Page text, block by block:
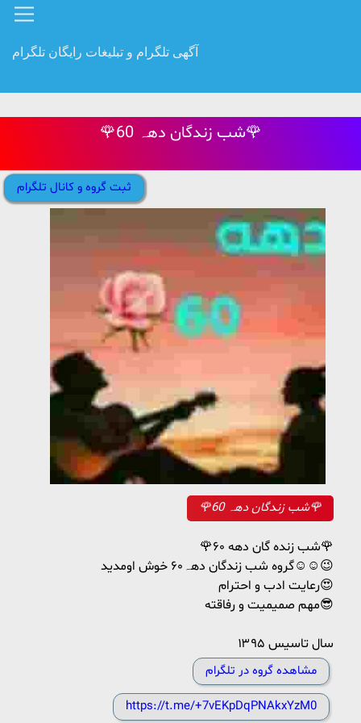
آگهی تلگرام و تبلیغات رایگان تلگرام
🌹شب زندگان دهہ 60🌹
ثبت گروه و کانال تلگرام
🌹شب زندگان دهہ 60🌹
🌹شب زنده گان دهه ۶۰🌹
گروه شب زندگان دهہ۶۰ خوش اومدید☺️☺️😉
رعایت ادب و احترام😍
مهم صمیمیت و رفاقته😎
سال تاسیس ۱۳۹۵
مشاهده گروه در تلگرام
https://t.me/+7vEKpDqPNAkxYzM0